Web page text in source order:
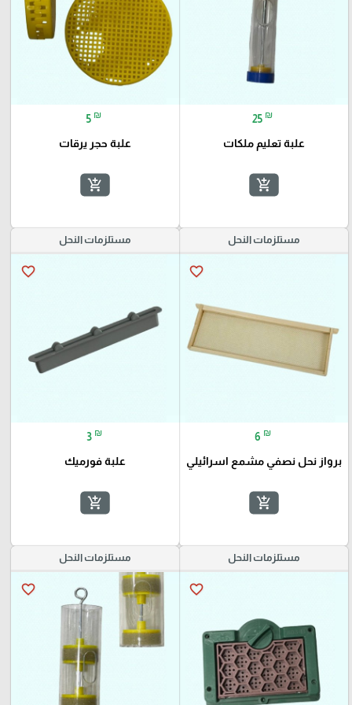
25 ₪
علبة تعليم ملكات
add_shopping_cart
5 ₪
علبة حجر يرقات
add_shopping_cart
مستلزمات النحل
favorite_border
6 ₪
برواز نحل نصفي مشمع اسرائيلي
add_shopping_cart
مستلزمات النحل
favorite_border
3 ₪
علبة فورميك
add_shopping_cart
مستلزمات النحل
favorite_border
مستلزمات النحل
favorite_border